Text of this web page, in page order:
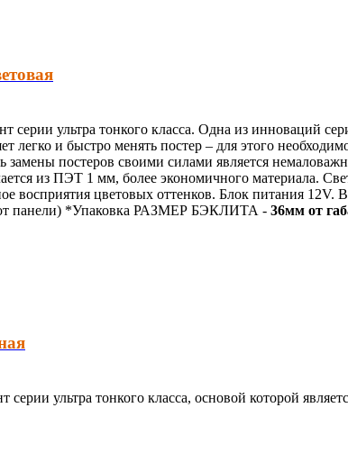
серии ультра тонкого класса. Одна из инноваций
легко и быстро менять постер – для этого
замены постеров своими силами является
из ПЭТ 1 мм, более экономичного материала.
восприятия цветовых оттенков. Блок питания 12V.
панели) *Упаковка РАЗМЕР БЭКЛИТА - 36мм от
ультра тонкого класса, основой которой